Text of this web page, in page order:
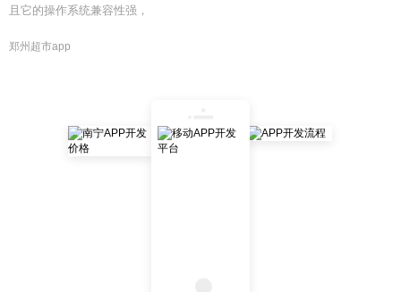
且它的操作系统兼容性强，
郑州超市app